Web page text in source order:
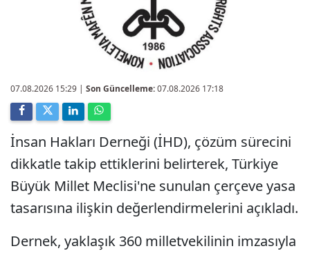
07.08.2026 15:29 | Son Güncelleme:07.08.2026 17:18
İnsan Hakları Derneği (İHD), çözüm sürecini
dikkatle takip ettiklerini belirterek, Türkiye
Büyük Millet Meclisi'ne sunulan çerçeve yasa
tasarısına ilişkin değerlendirmelerini açıkladı.
Dernek, yaklaşık 360 milletvekilinin imzasıyla